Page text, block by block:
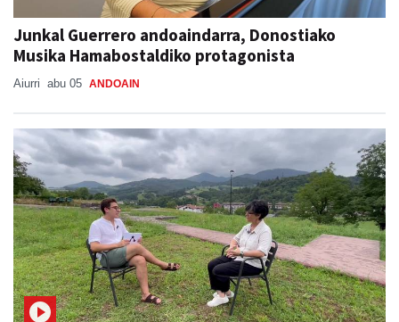
Junkal Guerrero andoaindarra, Donostiako
Musika Hamabostaldiko protagonista
Aiurri abu 05 ANDOAIN